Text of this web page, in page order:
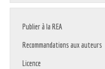
Publier à la REA
Recommandations aux auteurs
Licence